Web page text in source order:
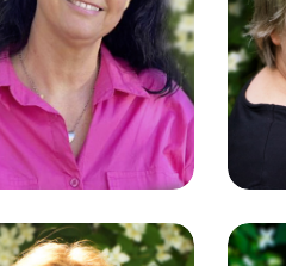
Antje Eilers
Personalleitung